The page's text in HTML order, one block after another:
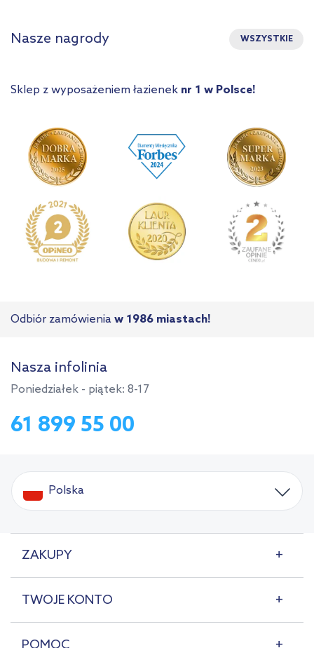
Nasze nagrody WSZYSTKIE
Sklep z wyposażeniem łazienek nr 1 w Polsce!
Odbiór zamówienia w 1986 miastach!
Nasza infolinia
Poniedziałek - piątek: 8-17
61 899 55 00
Polska
ZAKUPY
TWOJE KONTO
POMOC